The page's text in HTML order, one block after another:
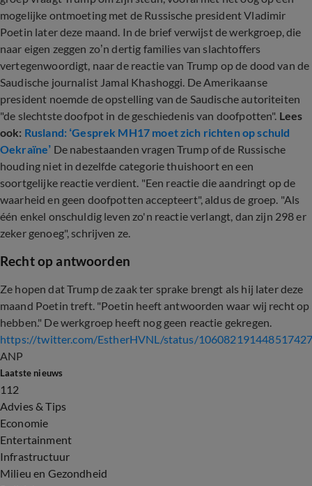
mogelijke ontmoeting met de Russische president Vladimir
Poetin later deze maand. In de brief verwijst de werkgroep, die
naar eigen zeggen zo’n dertig families van slachtoffers
vertegenwoordigt, naar de reactie van Trump op de dood van de
Saudische journalist Jamal Khashoggi. De Amerikaanse
president noemde de opstelling van de Saudische autoriteiten
"de slechtste doofpot in de geschiedenis van doofpotten". Lees
ook: Rusland: ‘Gesprek MH17 moet zich richten op schuld
Oekraïne’ De nabestaanden vragen Trump of de Russische
houding niet in dezelfde categorie thuishoort en een
soortgelijke reactie verdient. "Een reactie die aandringt op de
waarheid en geen doofpotten accepteert", aldus de groep. "Als
één enkel onschuldig leven zo'n reactie verlangt, dan zijn 298 er
zeker genoeg", schrijven ze.
Recht op antwoorden
Ze hopen dat Trump de zaak ter sprake brengt als hij later deze
maand Poetin treft. "Poetin heeft antwoorden waar wij recht op
hebben." De werkgroep heeft nog geen reactie gekregen.
https://twitter.com/EstherHVNL/status/
ANP
Laatste nieuws
112
Advies & Tips
Economie
Entertainment
Infrastructuur
Milieu en Gezondheid